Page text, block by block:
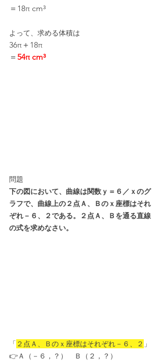
＝18π cm³
よって、求める体積は
36π＋18π
＝ 54π cm³
問題
下の図において、曲線は関数ｙ＝６／ｘのグ
ラフで、曲線上の２点Ａ、Ｂのｘ座標はそれ
ぞれ－６、２である。２点Ａ、Ｂを通る直線
の式を求めなさい。
「 ２点Ａ、Ｂのｘ座標はそれぞれ－６、２ 」
👉Ａ（－６，？）　Ｂ（２，？）